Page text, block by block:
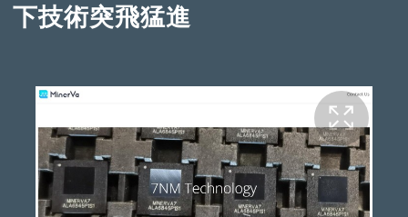
下技術突飛猛進